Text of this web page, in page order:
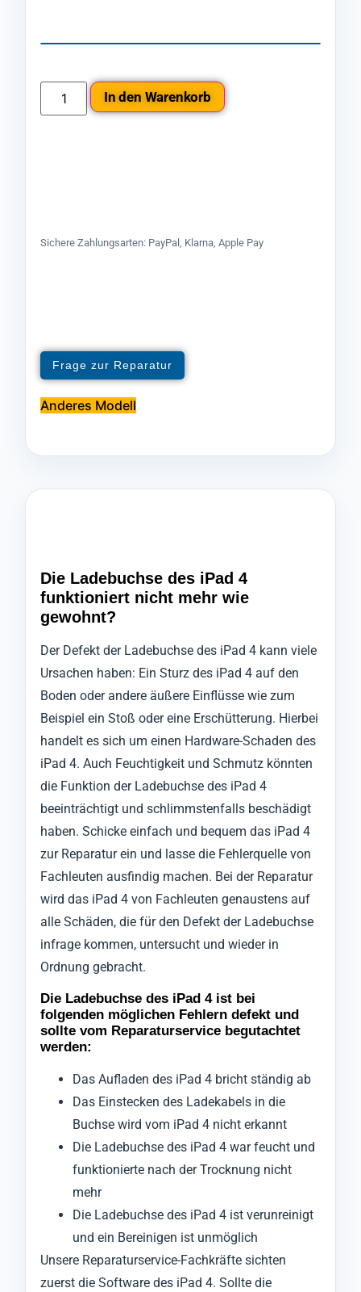
In den Warenkorb
Sichere Zahlungsarten: PayPal, Klarna, Apple Pay
Frage zur Reparatur
Anderes Modell
Die Ladebuchse des iPad 4
funktioniert nicht mehr wie
gewohnt?
Der Defekt der Ladebuchse des iPad 4 kann viele
Ursachen haben: Ein Sturz des iPad 4 auf den
Boden oder andere äußere Einflüsse wie zum
Beispiel ein Stoß oder eine Erschütterung. Hierbei
handelt es sich um einen Hardware-Schaden des
iPad 4. Auch Feuchtigkeit und Schmutz könnten
die Funktion der Ladebuchse des iPad 4
beeinträchtigt und schlimmstenfalls beschädigt
haben. Schicke einfach und bequem das iPad 4
zur Reparatur ein und lasse die Fehlerquelle von
Fachleuten ausfindig machen. Bei der Reparatur
wird das iPad 4 von Fachleuten genaustens auf
alle Schäden, die für den Defekt der Ladebuchse
infrage kommen, untersucht und wieder in
Ordnung gebracht.
Die Ladebuchse des iPad 4 ist bei
folgenden möglichen Fehlern defekt und
sollte vom Reparaturservice begutachtet
werden:
Das Aufladen des iPad 4 bricht ständig ab
Das Einstecken des Ladekabels in die
Buchse wird vom iPad 4 nicht erkannt
Die Ladebuchse des iPad 4 war feucht und
funktionierte nach der Trocknung nicht
mehr
Die Ladebuchse des iPad 4 ist verunreinigt
und ein Bereinigen ist unmöglich
Unsere Reparaturservice-Fachkräfte sichten
zuerst die Software des iPad 4. Sollte die